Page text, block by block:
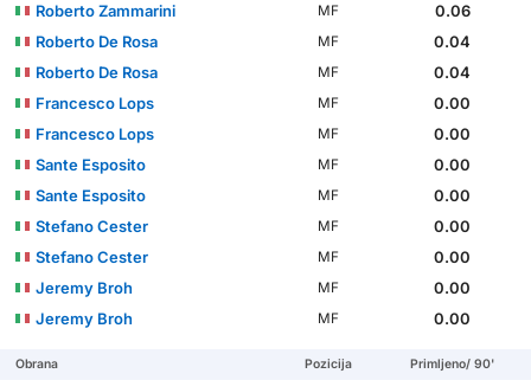
Roberto Zammarini
MF
0.06
Roberto De Rosa
MF
0.04
Roberto De Rosa
MF
0.04
Francesco Lops
MF
0.00
Francesco Lops
MF
0.00
Sante Esposito
MF
0.00
Sante Esposito
MF
0.00
Stefano Cester
MF
0.00
Stefano Cester
MF
0.00
Jeremy Broh
MF
0.00
Jeremy Broh
MF 0.00
Obrana Pozicija Primljeno/ 90'